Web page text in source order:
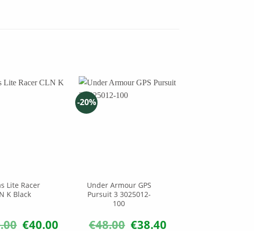
Lite Racer
K Black
Original
€40.00Η
-20%
Under Armour GPS
Pursuit 3 3025012-
100
€48.00 Original
€38.40Η